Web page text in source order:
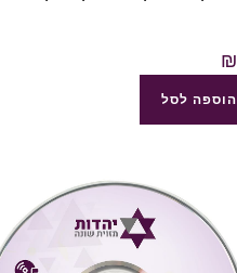
₪
הוספה לסל